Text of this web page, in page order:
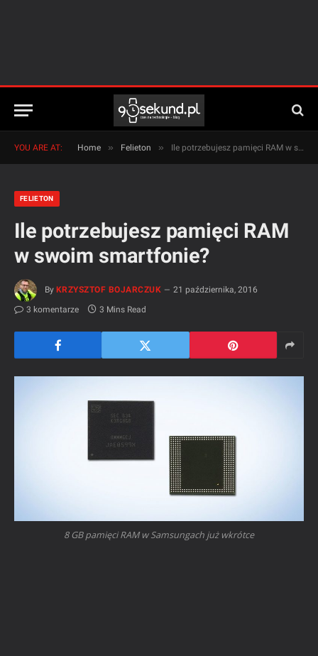
YOU ARE AT: Home » Felieton » Ile potrzebujesz pamięci RAM w swoim smartfonie?
FELIETON
Ile potrzebujesz pamięci RAM
w swoim smartfonie?
By KRZYSZTOF BOJARCZUK
21 października, 2016
3 komentarze
3 Mins Read
8 GB pamięci RAM w Samsungach już wkrótce